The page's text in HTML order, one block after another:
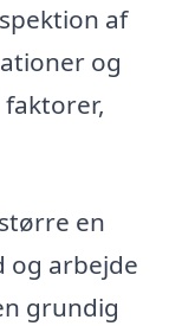
af
og
en
og arbejde
grundig